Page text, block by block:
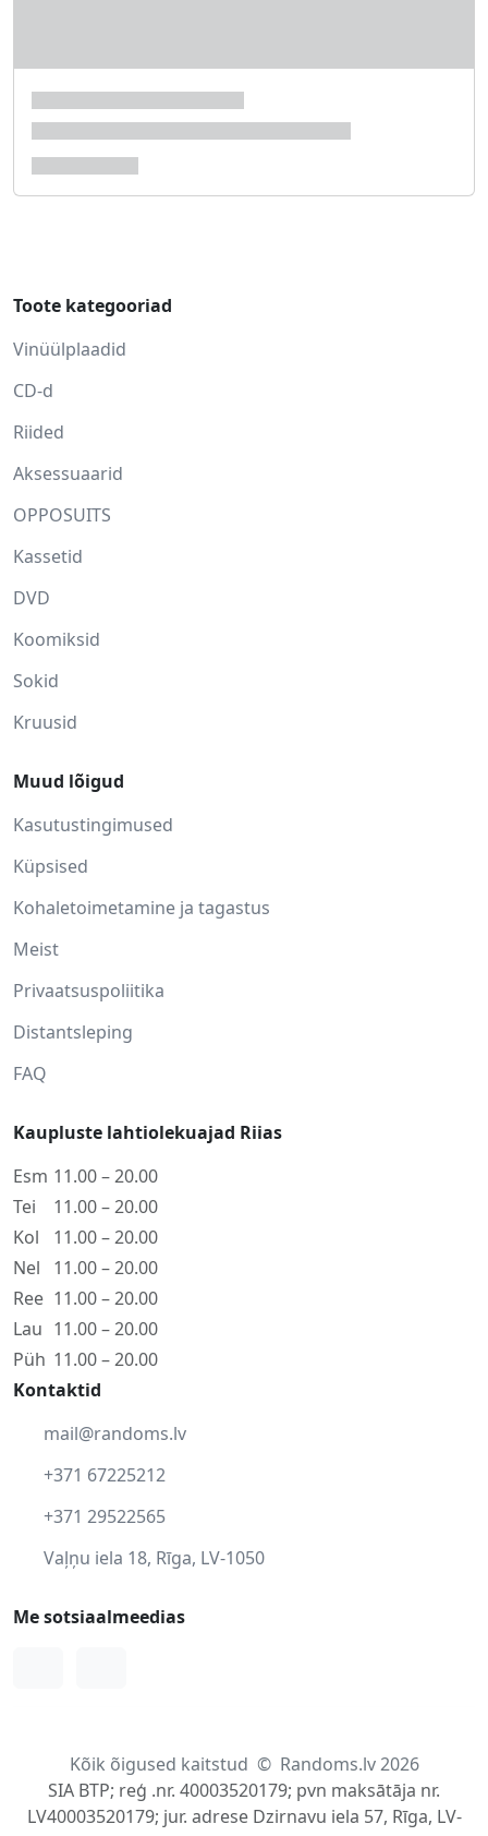
Toote kategooriad
Vinüülplaadid
CD-d
Riided
Aksessuaarid
OPPOSUITS
Kassetid
DVD
Koomiksid
Sokid
Kruusid
Muud lõigud
Kasutustingimused
Küpsised
Kohaletoimetamine ja tagastus
Meist
Privaatsuspoliitika
Distantsleping
FAQ
Kaupluste lahtiolekuajad Riias
Esm 11.00 – 20.00
Tei
11.00 – 20.00
Kol
11.00 – 20.00
Nel
11.00 – 20.00
Ree 11.00 – 20.00
Lau 11.00 – 20.00
Püh 11.00 – 20.00
Kontaktid
mail@randoms.lv
+371 67225212
+371 29522565
Vaļņu iela 18, Rīga, LV-1050
Me sotsiaalmeedias
Kõik õigused kaitstud © Randoms.lv 2026
SIA BTP; reģ .nr. 40003520179; pvn maksātāja nr.
LV40003520179; jur. adrese Dzirnavu iela 57, Rīga, LV-